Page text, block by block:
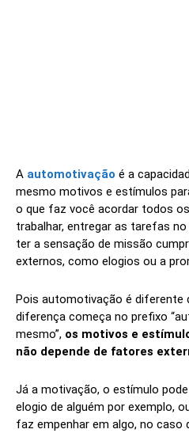
A automotivação é a
mesmo motivos e estímulos
o que faz você acordar todos
trabalhar, entregar as tarefas
ter a sensação de missão
externos, como elogios ou a
Pois automotivação é diferente
diferença começa no prefixo
mesmo”, os motivos e
não depende de fatores
Já a motivação, o estímulo pode
elogio de alguém por exemplo,
faz empenhar em algo, no caso